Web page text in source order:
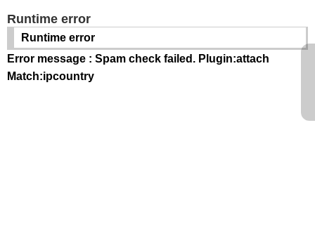
Runtime error
Runtime error
Error message : Spam check failed. Plugin:attach
Match:ipcountry